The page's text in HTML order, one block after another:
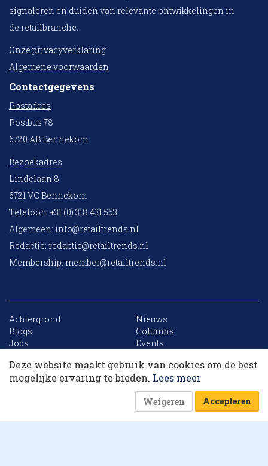
signaleren en duiden van relevante ontwikkelingen in
de retailbranche.
Onze privacyverklaring
Algemene voorwaarden
Contactgegevens
Postadres
Postbus 78
6720 AB Bennekom
Bezoekadres
Lindelaan 8
6721 VC Bennekom
Telefoon: +31 (0) 318 431 553
Algemeen: info@retailtrends.nl
Redactie: redactie@retailtrends.nl
Membership: member@retailtrends.nl
Achtergrond
Nieuws
Blogs
Columns
Jobs
Events
Archief
Sitemap
Website is powered by
Deze website maakt gebruik van cookies om de best
mogelijke ervaring te bieden. Lees meer
Weigeren Accepteren
10 collega’s
Korting op events